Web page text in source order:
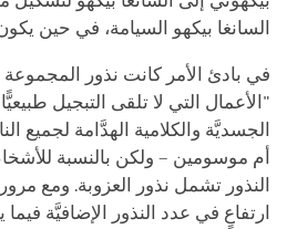
السانغا بيكهو السيامة، في حين
في بادئ الأمر كانت نذور المجموعة
"الأعمال التي لا تلقى التبجيل
الجسديَّة والكلامية الهدَّامة لجميع
أم موسومين – ولكن بالنسبة
النذور تشمل نذور العزوبة. ومع
ارتفاعٍ في عدد النذور الإضافيَّة